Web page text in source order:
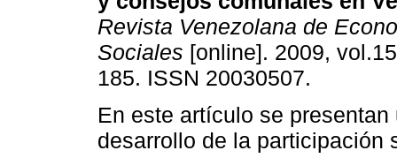
Revista Venezolana de
Sociales [online]. 2009,
185. ISSN 20030507.
En este artículo se presentan
desarrollo de la participación